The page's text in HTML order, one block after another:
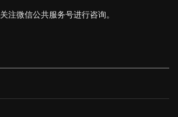
注微信公共服务号进行咨询。